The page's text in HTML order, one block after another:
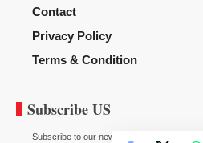
Contact
Privacy Policy
Terms & Condition
Subscribe US
Subscribe to our newsletter to get our